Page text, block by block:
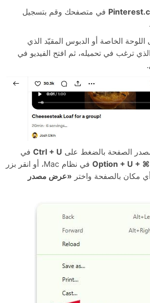
في متصفحك وقم بتسجيل
اللوحة الخاصة أو الدبوس المقيّد الذي
ترغب في تحميله، ثم افتح الفيديو في
الصفحة بالضغط على Ctrl + U في
⌘ + Option + U
في نظام Mac، أو انقر بزر
مكان بالصفحة واختر «عرض مصدر